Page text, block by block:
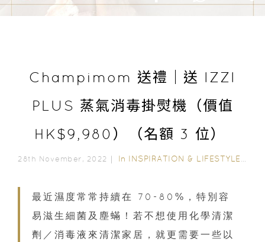
Champimom 送禮｜送 IZZI
PLUS 蒸氣消毒掛熨機（價值
HK$9,980）（名額 3 位）
28th November, 2022｜ In INSPIRATION & LIFESTYLE
最近濕度常常持續在 70-80%，特別容
易滋生細菌及塵蟎！若不想使用化學清潔
劑／消毒液來清潔家居，就更需要一些以